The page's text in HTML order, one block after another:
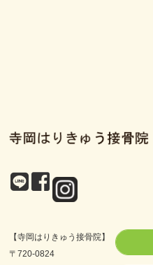
【寺岡はりきゅう接骨院】
〒720-0824